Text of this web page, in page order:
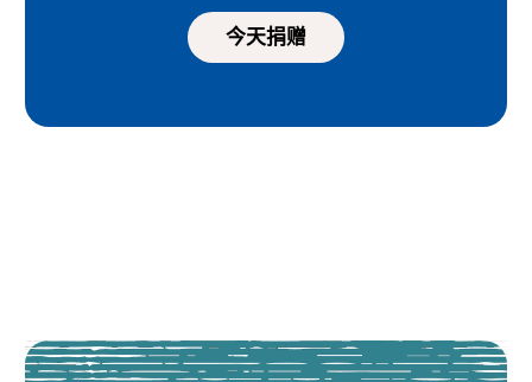
今天捐赠